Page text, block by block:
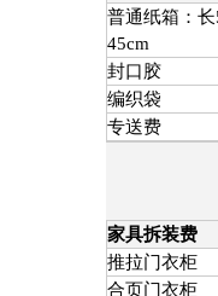
普通纸箱：
45cm
封口胶
编织袋
专送费
家具拆装费
推拉门衣柜
合页门衣柜